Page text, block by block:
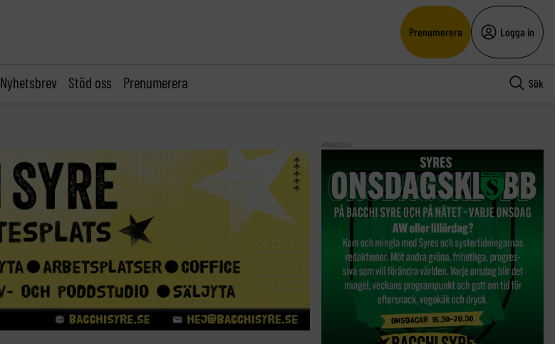
Prenumerera Logga in
Nyhetsbrev Stöd oss Prenumerera Sök
ANNONS